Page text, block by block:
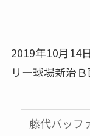
2019年10月14
リー球場新治
藤代バッフ